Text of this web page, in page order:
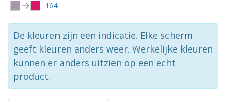
164
De kleuren zijn een indicatie. Elke scherm
geeft kleuren anders weer. Werkelijke kleuren
kunnen er anders uitzien op een echt
product.